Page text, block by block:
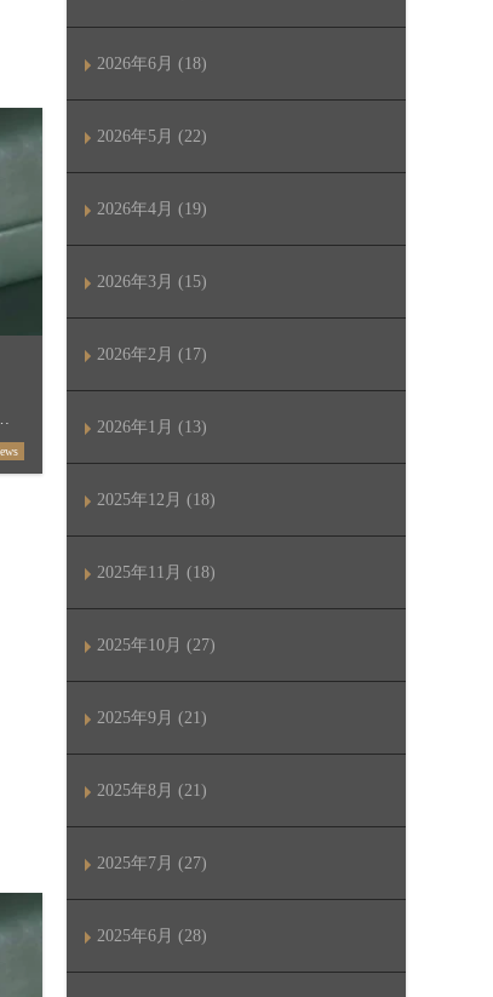
2026年6月 (18)
2026年5月 (22)
2026年4月 (19)
2026年3月 (15)
2026年2月 (17)
2026年1月 (13)
2025年12月 (18)
2025年11月 (18)
2025年10月 (27)
2025年9月 (21)
2025年8月 (21)
2025年7月 (27)
2025年6月 (28)